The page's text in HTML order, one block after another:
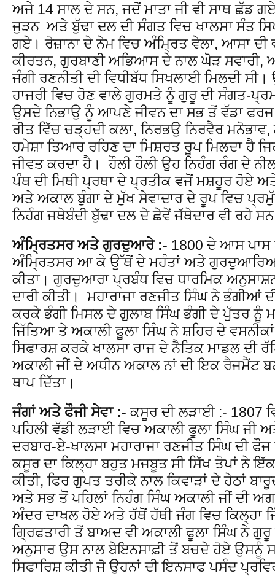
ਅਜੇ 14 ਸਾਲ ਦੇ ਸਨ, ਜਦੋਂ ਮਾਤਾ ਜੀ ਵੀ ਸਾਥ ਛੱਡ
ਜੁੜਨ ਅਤੇ ਬੁੱਢਾ ਦਲ ਦੀ ਸੰਗਤ ਵਿਚ ਖਾਲਸਾ ਸੰਤ
ਗਏ। ਰੋਜ਼ਾਨਾ ਦੇ ਨੇਮ ਵਿਚ ਅੰਮ੍ਰਿਤ ਵੇਲਾ, ਆਸਾ
ਕੀਰਤਨ, ਗੁਰਬਾਣੀ ਅਭਿਆਸ ਦੇ ਨਾਲ ਘੋੜ ਸਵਾਰੀ,
ਜੰਗੀ ਰਣਨੀਤੀ ਦੀ ਵਿਧੀਬੱਧ ਸਿਖਲਾਈ ਮਿਲਦੀ
ਹਾਜਰੀ ਵਿਚ ਹੋਣ ਵਾਲੇ ਗੁਰਮਤੇ ਨੂੰ ਗੁਰੂ ਦੀ ਸੰਗਤ-
ਉਸਦੇ ਨਿਭਾਉ ਨੂੰ ਆਪਣੇ ਜੀਵਨ ਦਾ ਸਭ ਤੋਂ ਵੱਡਾ
ਰੀਤ ਵਿੱਚ ਚੜ੍ਹਦੀ ਕਲਾ, ਨਿਰਭਉ ਨਿਰਵੈਰ
ਹਮੇਸ਼ਾ ਤਿਆਰ ਰਹਿਣ ਦਾ ਮਿਸ਼ਰਤ ਰੂਪ ਮਿਲਦਾ ਹੈ
ਜੀਵਤ ਕਰਦਾ ਹੈ। ਹੌਲੀ ਹੌਲੀ ਉਹ ਨਿਹੰਗ ਰੰਗ ਦੇ
ਪੰਥ ਦੀ ਮਿਥੀ ਪ੍ਰਥਾ ਦੇ ਪ੍ਰਤੀਕ ਵਜੋਂ ਮਸ਼ਹੂਰ ਹੋਏ
ਅਤੇ ਅਕਾਲ ਬੁੰਗਾ ਦੇ ਮੁੱਖ ਸੇਵਾਦਾਰ ਦੇ ਰੂਪ ਵਿਚ
ਨਿਹੰਗ ਜਥੇਬੰਦੀ ਬੁੱਢਾ ਦਲ ਦੇ ਛੇਵੇਂ ਜੱਥੇਦਾਰ ਵੀ ਰਹੇ
ਅੰਮ੍ਰਿਤਸਰ ਅਤੇ ਗੁਰਦੁਆਰੇ :- 1800 ਦੇ ਆਸ ਪਾਸ
ਅੰਮ੍ਰਿਤਸਰ ਆ ਕੇ ਉੱਥੋਂ ਦੇ ਮਹੰਤਾਂ ਅਤੇ ਗੁਰਦੁਆਰਿਆਂ
ਕੀਤਾ। ਗੁਰਦੁਆਰਾ ਪ੍ਰਬੰਧ ਵਿਚ ਧਾਰਮਿਕ
ਦਾਰੀ ਕੀਤੀ। ਮਹਾਰਾਜਾ ਰਣਜੀਤ ਸਿੰਘ ਨੇ
ਕਰਕੇ ਭੰਗੀ ਮਿਸਲ ਦੇ ਗੁਲਾਬ ਸਿੰਘ ਭੰਗੀ ਦੇ ਪੁੱਤਰ ਨੂੰ
ਜਿੱਤਿਆ ਤੇ ਅਕਾਲੀ ਫੂਲਾ ਸਿੰਘ ਨੇ ਸ਼ਹਿਰ ਦੇ
ਸਿਫਾਰਸ਼ ਕਰਕੇ ਖਾਲਸਾ ਰਾਜ ਦੇ ਨੈਤਿਕ ਮਾਡਲ ਦੀ
ਅਕਾਲੀ ਜੀਂ ਦੇ ਅਧੀਨ ਅਕਾਲ ਨਾਂ ਦੀ ਇਕ ਰੈਜਮੈਂਟ
ਥਾਪ ਦਿੱਤਾ।
ਜੰਗਾਂ ਅਤੇ ਫੌਜੀ ਸੇਵਾ :- ਕਸੂਰ ਦੀ ਲੜਾਈ :- 1807
ਪਹਿਲੀ ਵੱਡੀ ਲੜਾਈ ਵਿਚ ਅਕਾਲੀ ਫੂਲਾ ਸਿੰਘ ਜੀ
ਦਰਬਾਰ-ਏ-ਖਾਲਸਾ ਮਹਾਰਾਜਾ ਰਣਜੀਤ ਸਿੰਘ ਦੀ
ਕਸੂਰ ਦਾ ਕਿਲ੍ਹਾ ਬਹੁਤ ਮਜਬੂਤ ਸੀ ਸਿੱਖ ਤੋਪਾਂ ਨੇ
ਕੀਤੀ, ਫਿਰ ਗੁਪਤ ਤਰੀਕੇ ਨਾਲ ਕਿਵਾੜਾਂ ਦੇ ਹੇਠਾਂ
ਅਤੇ ਸਭ ਤੋਂ ਪਹਿਲਾਂ ਨਿਹੰਗ ਸਿੰਘ ਅਕਾਲੀ ਜੀਂ ਦੀ
ਅੰਦਰ ਦਾਖਲ ਹੋਏ ਅਤੇ ਹੱਥੋਂ ਹੱਥੀ ਜੰਗ ਵਿਚ ਕਿਲ੍ਹਾ
ਗ੍ਰਿਫਤਾਰੀ ਤੋਂ ਬਾਅਦ ਵੀ ਅਕਾਲੀ ਫੂਲਾ ਸਿੰਘ ਨੇ
ਅਨੁਸਾਰ ਉਸ ਨਾਲ ਬੇਇਨਸਾਫ਼ੀ ਤੋਂ ਬਚਦੇ ਹੋਏ ਉਸਨੂੰ
ਸਿਫਾਰਿਸ਼ ਕੀਤੀ ਜੋ ਉਹਨਾਂ ਦੀ ਇਨਸਾਫ ਪਸੰਦ